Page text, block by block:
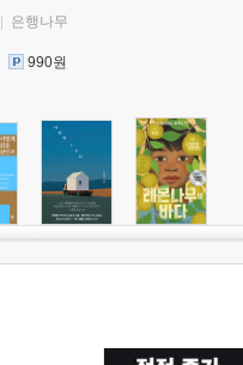
은행나무
990원